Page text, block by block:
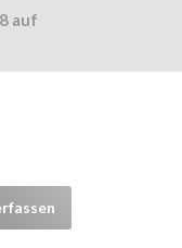
auf